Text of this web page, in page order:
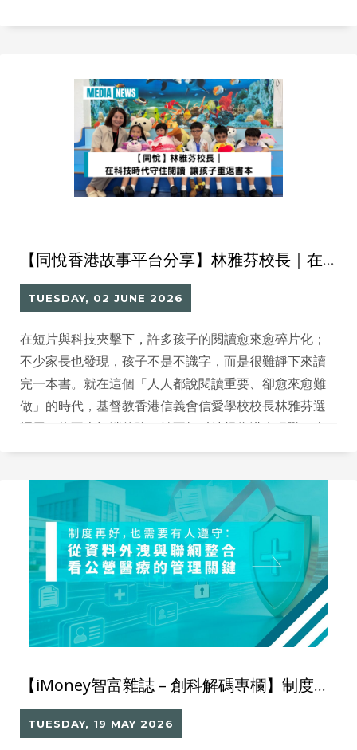
在此背景下，單靠提升診斷效率或添置高端設備，未必
【同悅香港故事平台分享】林雅芬校長｜在科技時代守住閱讀 讓孩子重返書本
TUESDAY, 02 JUNE 2026
在短片與科技夾擊下，許多孩子的閱讀愈來愈碎片化；
不少家長也發現，孩子不是不識字，而是很難靜下來讀
完一本書。就在這個「人人都說閱讀重要、卻愈來愈難
做」的時代，基督教香港信義會信愛學校校長林雅芬選
不把 AI 當成萬靈丹，而是把它定位成一個引子，先把孩
子，再談方法；先建立動機，再談深讀。對她而言，教
育的核心從來不是「追分數」或「追潮流」，而是把每
個孩子的亮點找出來，讓他知道自己值得被期待。
【iMoney智富雜誌 – 創科解碼專欄】制度再好，也需要有人遵守：從資料外洩與聯網整合看公營醫療的管理關鍵
TUESDAY, 19 MAY 2026